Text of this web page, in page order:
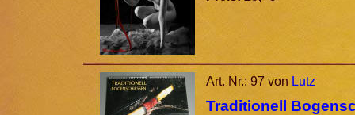
Art. Nr.: 97 von Lutz
Traditionell